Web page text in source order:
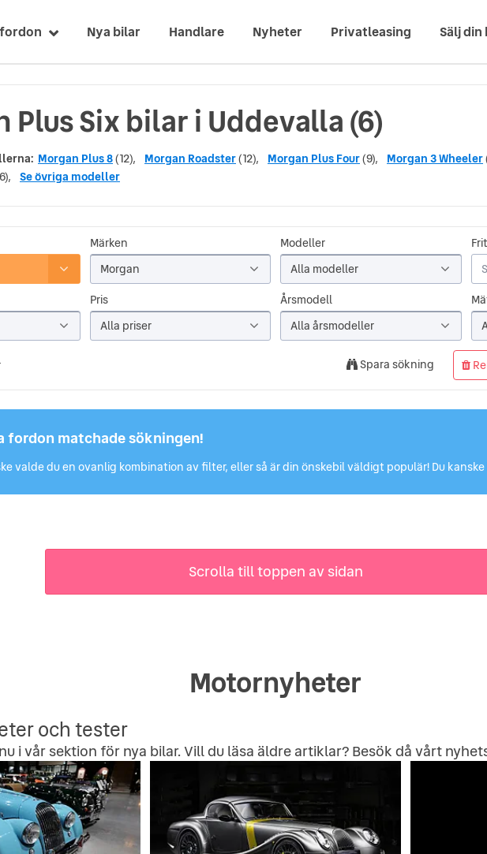
Nya bilar Handlare Nyheter Privatleasing Sälj din
Plus Six bilar i Uddevalla (6)
Morgan Plus 8(12), Morgan Roadster(12), Morgan Plus Four(9), Morgan 3 Wheeler
Se övriga modeller
Märken
Morgan
Modeller
Alla modeller
Pris
Alla priser
Årsmodell
Alla årsmodeller
Spara sökning
fordon matchade sökningen!
valde du en ovanlig kombination av filter, eller så är din önskebil väldigt populär! Du
Scrolla till toppen av sidan
Motornyheter
och tester
i vår sektion för nya bilar. Vill du läsa äldre artiklar? Besök då vårt